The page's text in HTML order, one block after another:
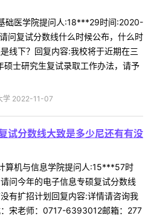
础医学院提问人:18***29时间:2020-
问复试分数线什么时候公布，什么时
线下？回复内容:我校将于近期在三
士研究生复试录取工作办法，请予
学 2022-11-07
试分数线大致是多少尼还有有没
算机与信息学院提问人:15***57时
问今年的电子信息专硕复试分数线
有扩招计划回复内容:详情请咨询我
宋老师：0717-6393012邮箱：277